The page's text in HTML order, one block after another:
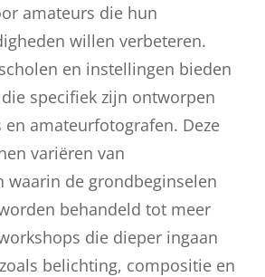
amateurs die hun
willen verbeteren.
en instellingen bieden
specifiek zijn ontworpen
amateurfotografen. Deze
variëren van
waarin de grondbeginselen
behandeld tot meer
die dieper ingaan
belichting, compositie en